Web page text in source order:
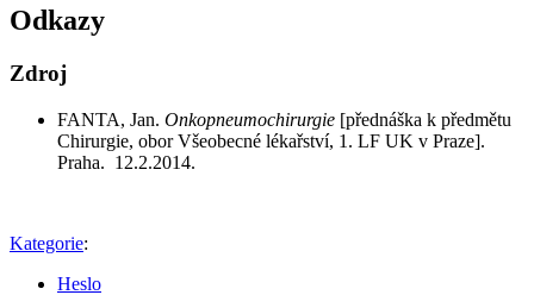
Odkazy
Zdroj
FANTA, Jan. Onkopneumochirurgie [přednáška k předmětu
Chirurgie, obor Všeobecné lékařství, 1. LF UK v Praze].
Praha. 12.2.2014.
Kategorie:
Heslo